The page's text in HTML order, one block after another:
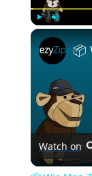
Watch on